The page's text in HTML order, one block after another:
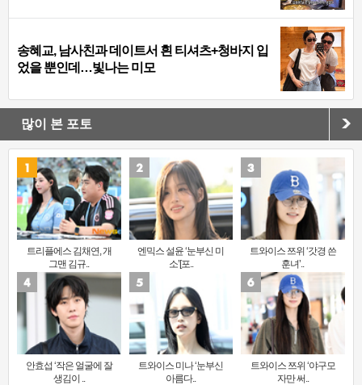
송혜교, 남사친과 데이트서 흰 티셔츠+청바지 입
었을 뿐인데…빛나는 미모
많이 본 포토
트리플에스 김채연, 개
그맨 김규..
엔믹스 설윤 ‘눈부신 미
소’[포..
트와이스 쯔위 ‘갓경 쓴
훈녀’..
안효섭 ‘작은 얼굴에 잘
생김이 ..
트와이스 미나 ‘눈부신
아름다..
트와이스 쯔위 ‘야구모
자만 써..